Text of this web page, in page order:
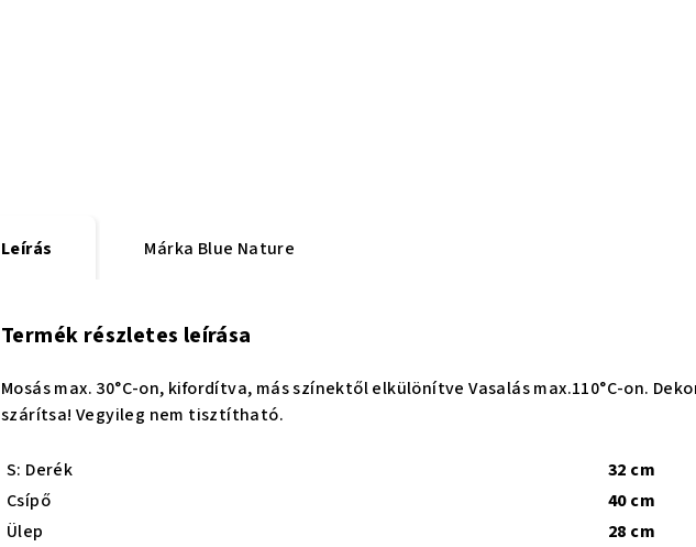
Leírás Márka Blue Nature
Termék részletes leírása
Mosás max. 30°C-on, kifordítva, más színektől elkülönítve Vasalás max.110°C-on.
szárítsa! Vegyileg nem tisztítható.
S: Derék
32 cm
Csípő
40 cm
Ülep
28 cm